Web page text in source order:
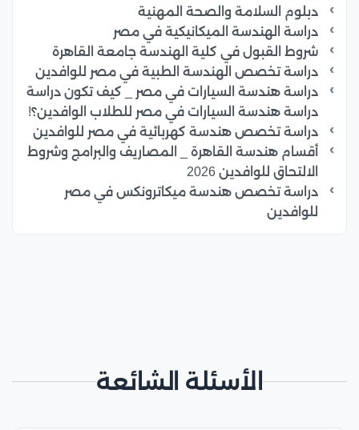
دبلوم السلامة والصحة المهنية
دراسة الهندسة الميكانيكية في مصر
شروط القبول في كلية الهندسة جامعة القاهرة
دراسة تخصص الهندسة الطبية في مصر للوافدين
دراسة هندسة السيارات في مصر _ كيف تكون دراسة
دراسة هندسة السيارات في مصر للطلاب الوافدين؟!
دراسة تخصص هندسة كهربائية في مصر للوافدين
أقسام هندسة القاهرة _ المصاريف والبرامج وشروط
الالتحاق للوافدين 2026
دراسة تخصص هندسة ميكاترونكس في مصر
للوافدين
الأسئلة الشائعة